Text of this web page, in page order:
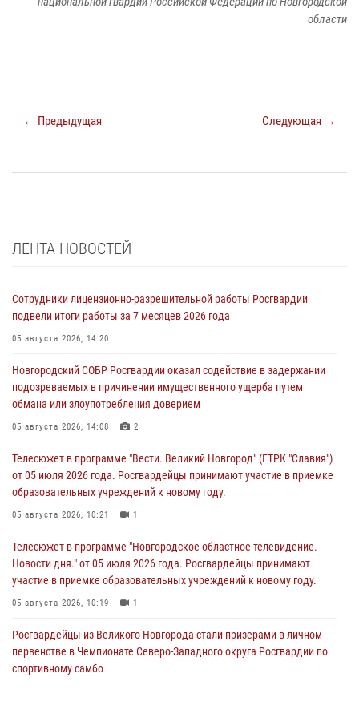
области
← Предыдущая Следующая →
ЛЕНТА НОВОСТЕЙ
Сотрудники лицензионно-разрешительной работы Росгвардии
подвели итоги работы за 7 месяцев 2026 года
05 августа 2026, 14:20
Новгородский СОБР Росгвардии оказал содействие в задержании
подозреваемых в причинении имущественного ущерба путем
обмана или злоупотребления доверием
05 августа 2026, 14:08 2
Телесюжет в программе "Вести. Великий Новгород" (ГТРК "Славия")
от 05 июля 2026 года. Росгвардейцы принимают участие в приемке
образовательных учреждений к новому году.
05 августа 2026, 10:21 1
Телесюжет в программе "Новгородское областное телевидение.
Новости дня." от 05 июля 2026 года. Росгвардейцы принимают
участие в приемке образовательных учреждений к новому году.
05 августа 2026, 10:19 1
Росгвардейцы из Великого Новгорода стали призерами в личном
первенстве в Чемпионате Северо-Западного округа Росгвардии по
спортивному самбо